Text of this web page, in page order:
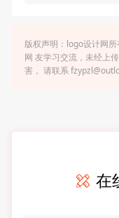
版权声明：logo设计网
网 友学习交流，未经上
害， 请联系
在